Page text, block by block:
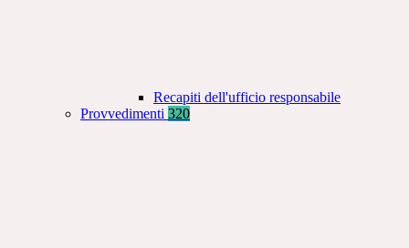
Recapiti dell'ufficio responsabile
Provvedimenti 320